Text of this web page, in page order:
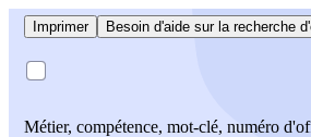
Imprimer Besoin d'aide sur la recherche
Métier, compétence, mot-clé, numéro